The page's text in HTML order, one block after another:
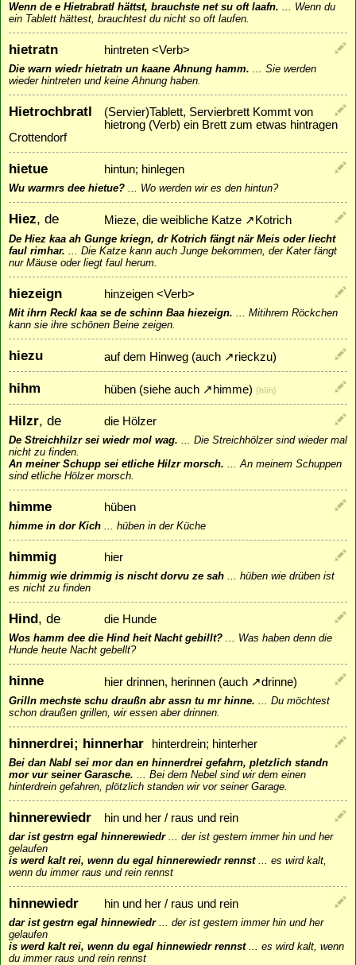
Wenn de e Hietrabratl hättst, brauchste net su oft laafn.
Wenn du
ein Tablett hättest, brauchtest du nicht so oft laufen.
hietratn hintreten <Verb>
Die warn wiedr hietratn un kaane Ahnung hamm.
Sie werden
wieder hintreten und keine Ahnung haben.
Hietrochbratl
(Servier)Tablett, Servierbrett Kommt von
hietrong (Verb) ein Brett zum etwas hintragen
Crottendorf
hietue hintun; hinlegen
Wu warmrs dee hietue? Wo werden wir es den hintun?
Hiez, de Mieze, die weibliche Katze ↗ Kotrich
De Hiez kaa ah Gunge kriegn, dr Kotrich fängt när Meis oder liecht
faul rimhar.
Die Katze kann auch Junge bekommen, der Kater fängt
nur Mäuse oder liegt faul herum.
hiezeign hinzeigen <Verb>
Mit ihrn Reckl kaa se de schinn Baa hiezeign.
Mitihrem Röckchen
kann sie ihre schönen Beine zeigen.
hiezu auf dem Hinweg (auch ↗rieckzu)
hihm hüben (siehe auch ↗ himme) {hīṁ}
Hilzr, de die Hölzer
De Streichhilzr sei wiedr mol wag.
Die Streichhölzer sind wieder mal
nicht zu finden.
An meiner Schupp sei etliche Hilzr morsch.
An meinem Schuppen
sind etliche Hölzer morsch.
himme hüben
himme in dor Kich hüben in der Küche
himmig hier
himmig wie drimmig is nischt dorvu ze sah
hüben wie drüben ist
es nicht zu finden
Hind, de die Hunde
Wos hamm dee die Hind heit Nacht gebillt?
Was haben denn die
Hunde heute Nacht gebellt?
hinne hier drinnen, herinnen (auch ↗drinne)
Grilln mechste schu draußn abr assn tu mr hinne.
Du möchtest
schon draußen grillen, wir essen aber drinnen.
hinnerdrei; hinnerhar hinterdrein; hinterher
Bei dan Nabl sei mor dan en hinnerdrei gefahrn, pletzlich standn
mor vur seiner Garasche.
Bei dem Nebel sind wir dem einen
hinterdrein gefahren, plötzlich standen wir vor seiner Garage.
hinnerewiedr hin und her / raus und rein
dar ist gestrn egal hinnerewiedr... der ist gestern immer hin und her
gelaufen
is werd kalt rei, wenn du egal hinnerewiedr rennst... es wird kalt,
wenn du immer raus und rein rennst
hinnewiedr hin und her / raus und rein
dar ist gestrn egal hinnewiedr... der ist gestern immer hin und her
gelaufen
is werd kalt rei, wenn du egal hinnewiedr rennst... es wird kalt, wenn
du immer raus und rein rennst